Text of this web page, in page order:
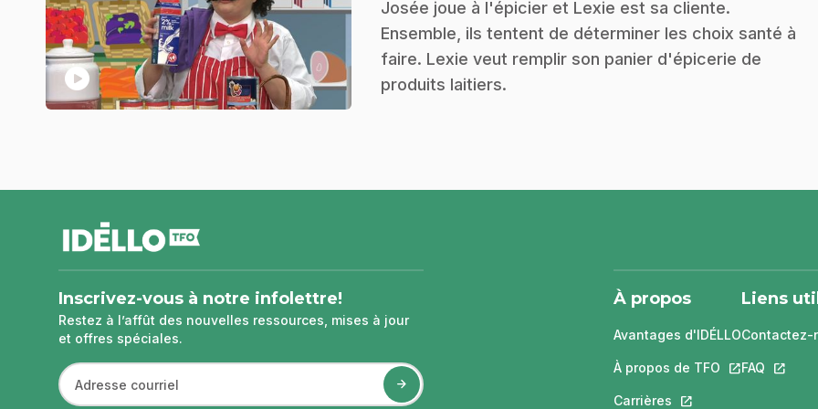
play_circle
.Josée joue à l'épicier et Lexie est sa cliente.
Ensemble, ils tentent de déterminer les choix santé à
faire. Lexie veut remplir son panier d'épicerie de
produits laitiers.
pageInscrivez-vous à notre infolettre!
Restez à l’affût des nouvelles ressources, mises à jour
et offres spéciales.
À propos
Avantages d'IDÉLLO
À propos de TFO Ce lien
Carrières Ce lien s'ouvrira dans
Liens
Contactez-
FAQ Ce